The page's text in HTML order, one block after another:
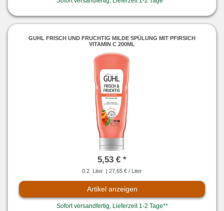
GUHL FRISCH UND FRUCHTIG MILDE SPÜLUNG MIT PFIRSICH
VITAMIN C 200ML
5,53 € *
0.2 Liter | 27,65 € / Liter
Artikel anzeigen
Sofort versandfertig, Lieferzeit 1-2 Tage**